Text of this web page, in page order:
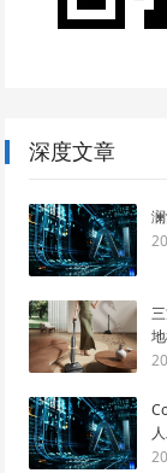
深度文章